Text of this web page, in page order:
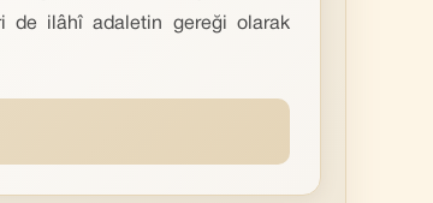
de ilâhî adaletin gereği olarak